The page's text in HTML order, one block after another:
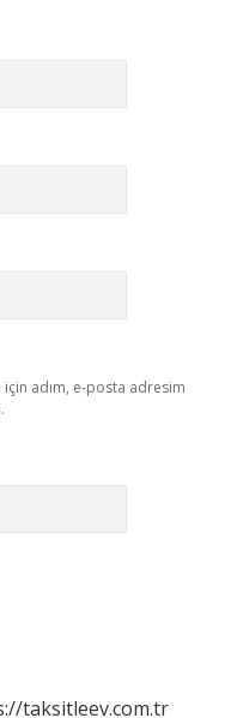
için adım, e-posta adresim
taksitleev.com.tr